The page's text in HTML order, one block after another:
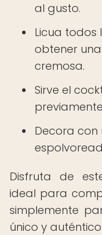
al gusto.
Licua todos
obtener
cremosa.
Sirve el
Decora con
Disfruta de
ideal para
simplemente
único y auténtico.